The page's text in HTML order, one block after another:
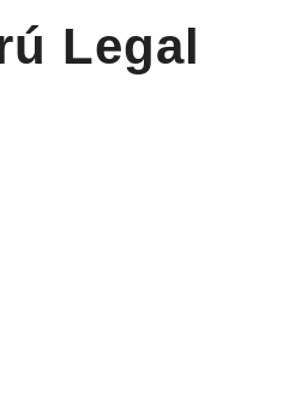
Legal